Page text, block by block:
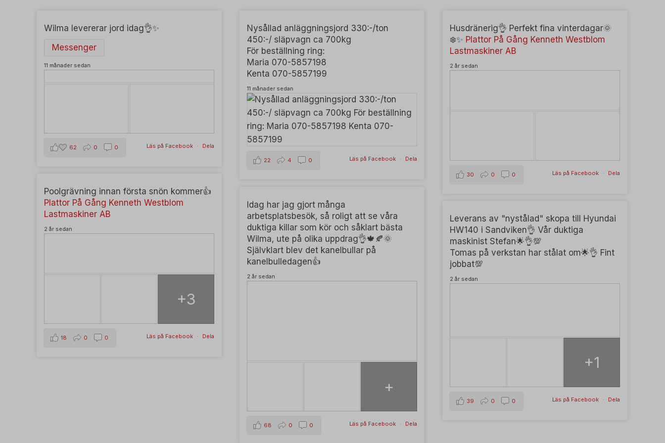
Wilma levererar jord idag👌✨️
Messenger
11 månader sedan
Läs på Facebook · Dela
62 0 0
Nysållad anläggningsjord 330:-/ton
450:-/ släpvagn ca 700kg
För beställning ring:
Maria 070-5857198
Kenta 070-5857199
11 månader sedan
Läs på Facebook · Dela
22 4 0
Husdränerig👌 Perfekt fina vinterdagar🌞
❄️✨️ Plattor På Gång Kenneth Westblom
Lastmaskiner AB
2 år sedan
Läs på Facebook · Dela
30 0 0
Poolgrävning innan första snön kommer👍
Plattor På Gång Kenneth Westblom
Lastmaskiner AB
2 år sedan
+3
Läs på Facebook · Dela
18 0 0
Idag har jag gjort många
arbetsplatsbesök, så roligt att se våra
duktiga killar som kör och såklart bästa
Wilma, ute på olika uppdrag👌🍁🍂🌞
Självklart blev det kanelbullar på
kanelbulledagen👍
2 år sedan
+
Läs på Facebook · Dela
68 0 0
Leverans av "nystålad" skopa till Hyundai
HW140 i Sandviken👌 Vår duktiga
maskinist Stefan🌟👌💯
Tomas på verkstan har stålat om🌟👌 Fint
jobbat💯
2 år sedan
+1
Läs på Facebook · Dela
39 0 0